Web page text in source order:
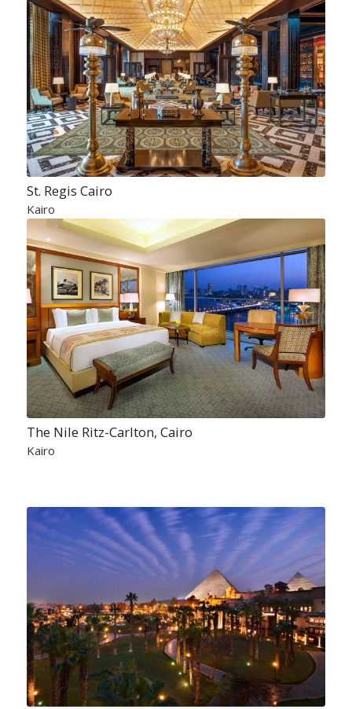
St. Regis Cairo
Kairo
The Nile Ritz-Carlton, Cairo
Kairo